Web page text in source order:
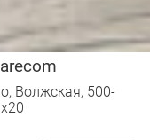
Волжская, 500-